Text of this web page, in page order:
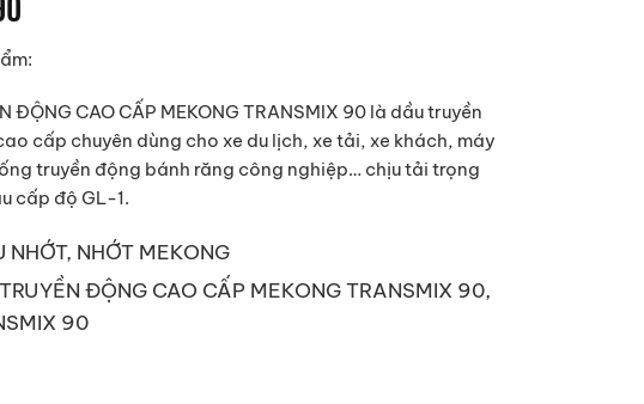
ĐỘNG CAO CẤP MEKONG TRANSMIX 90 là dầu truyền
cấp chuyên dùng cho xe du lịch, xe tải, xe khách, máy
truyền động bánh răng công nghiệp… chịu tải trọng
cấp độ GL-1.
NHỚT, NHỚT MEKONG
ĐỘNG CAO CẤP MEKONG TRANSMIX 90,
90